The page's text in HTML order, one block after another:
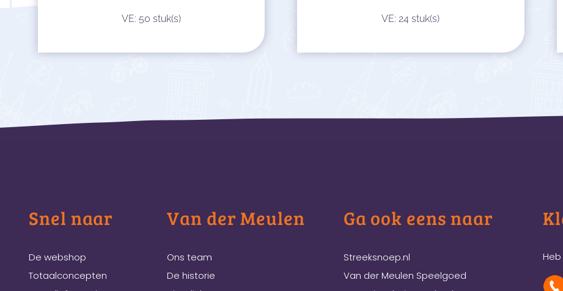
VE: 50 stuk(s) VE: 24 stuk(s)
Snel naar
De webshop
Totaalconcepten
Van der Meulen
Ons team
De historie
Ga ook eens naar
Streeksnoep.nl
Van der Meulen Speelgoed